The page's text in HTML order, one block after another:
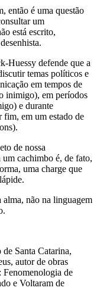
então é uma questão
um
está escrito,
Huessy defende que a
temas políticos e
em tempos de
inimigo), em períodos
e durante
fim, em um estado de
de nossa
cachimbo é, de fato,
uma charge que
alma, não na linguagem
Santa Catarina,
autor de obras
Fenomenologia de
e Voltaram de